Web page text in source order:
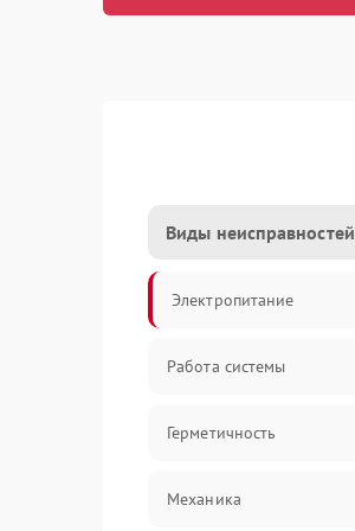
Виды неисправностей
Электропитание
Работа системы
Герметичность
Механика